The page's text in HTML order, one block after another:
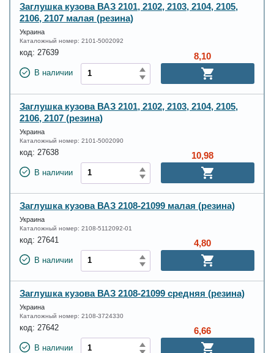
Заглушка кузова ВАЗ 2101, 2102, 2103, 2104, 2105,
2106, 2107 малая (резина)
Украина
Каталожный номер: 2101-5002092
код: 27639
В наличии
8,10
Заглушка кузова ВАЗ 2101, 2102, 2103, 2104, 2105,
2106, 2107 (резина)
Украина
Каталожный номер: 2101-5002090
код: 27638
В наличии
10,98
Заглушка кузова ВАЗ 2108-21099 малая (резина)
Украина
Каталожный номер: 2108-5112092-01
код: 27641
В наличии
4,80
Заглушка кузова ВАЗ 2108-21099 средняя (резина)
Украина
Каталожный номер: 2108-3724330
код: 27642
В наличии
6,66